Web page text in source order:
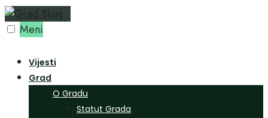
Preskoči
na Meni
Vijesti
Grad
O Gradu
Statut Grada